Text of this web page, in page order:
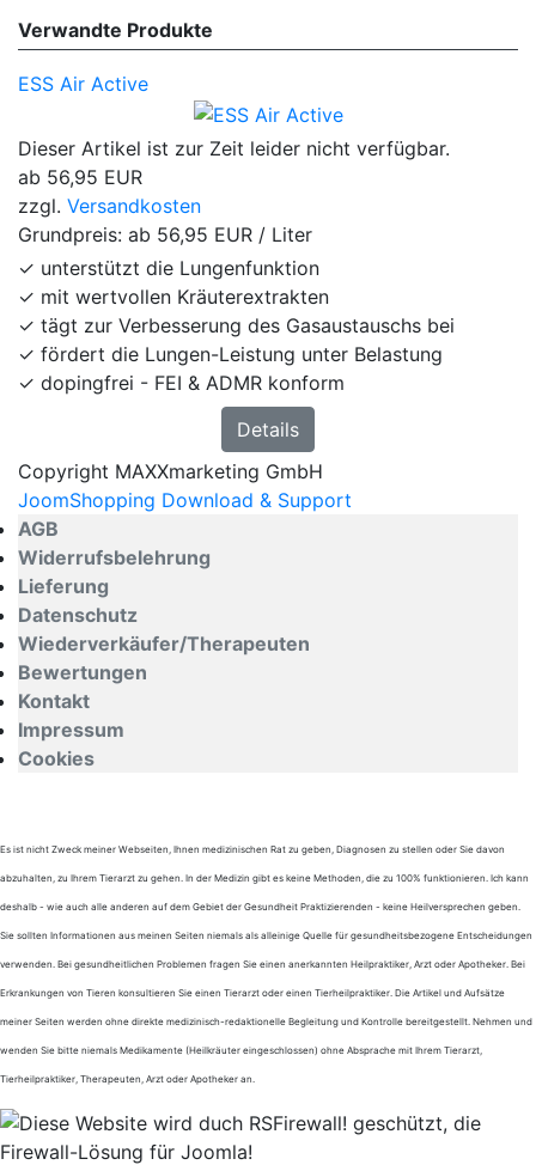
Verwandte Produkte
ESS Air Active
Dieser Artikel ist zur Zeit leider nicht verfügbar.
ab 56,95 EUR
zzgl. Versandkosten
Grundpreis: ab 56,95 EUR / Liter
✓ unterstützt die Lungenfunktion
✓ mit wertvollen Kräuterextrakten
✓ tägt zur Verbesserung des Gasaustauschs bei
✓ fördert die Lungen-Leistung unter Belastung
✓ dopingfrei - FEI & ADMR konform
Details
Copyright MAXXmarketing GmbH
JoomShopping Download & Support
AGB
Widerrufsbelehrung
Lieferung
Datenschutz
Wiederverkäufer/Therapeuten
Bewertungen
Kontakt
Impressum
Cookies
Es ist nicht Zweck meiner Webseiten, Ihnen medizinischen Rat zu geben, Diagnosen zu stellen oder Sie davon
abzuhalten, zu Ihrem Tierarzt zu gehen. In der Medizin gibt es keine Methoden, die zu 100% funktionieren. Ich kann
deshalb - wie auch alle anderen auf dem Gebiet der Gesundheit Praktizierenden - keine Heilversprechen geben.
Sie sollten Informationen aus meinen Seiten niemals als alleinige Quelle für gesundheitsbezogene Entscheidungen
verwenden. Bei gesundheitlichen Problemen fragen Sie einen anerkannten Heilpraktiker, Arzt oder Apotheker. Bei
Erkrankungen von Tieren konsultieren Sie einen Tierarzt oder einen Tierheilpraktiker. Die Artikel und Aufsätze
meiner Seiten werden ohne direkte medizinisch-redaktionelle Begleitung und Kontrolle bereitgestellt. Nehmen und
wenden Sie bitte niemals Medikamente (Heilkräuter eingeschlossen) ohne Absprache mit Ihrem Tierarzt,
Tierheilpraktiker, Therapeuten, Arzt oder Apotheker an.